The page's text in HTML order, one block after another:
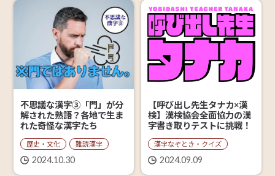
不思議な漢字③「門」が分
解された熟語？各地で生ま
れた奇怪な漢字たち
歴史・文化 難読漢字
2024.10.30
【呼び出し先生タナカ×漢
検】漢検協会全面協力の漢
字書き取りテストに挑戦！
漢字なぞとき・クイズ
2024.09.09